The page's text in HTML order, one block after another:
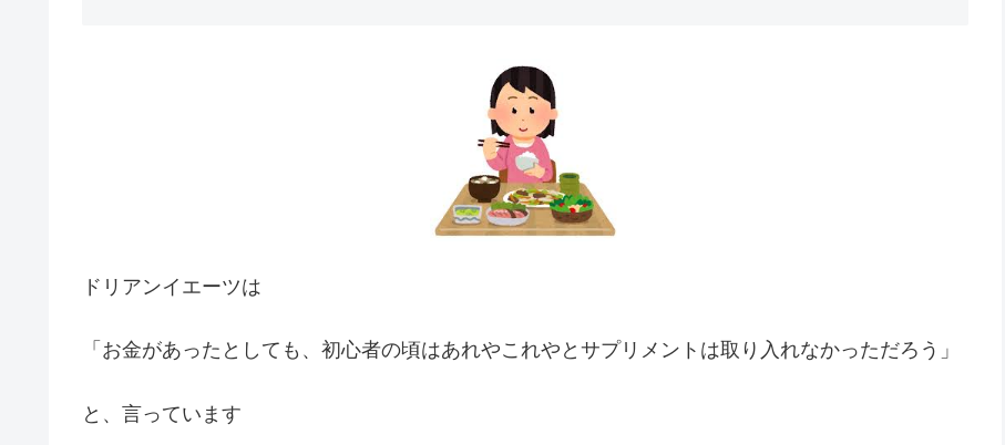
ドリアンイエーツは
「お金があったとしても、初心者の頃はあれやこれやとサプリメントは取り入れなかっただろう」
と、言っています